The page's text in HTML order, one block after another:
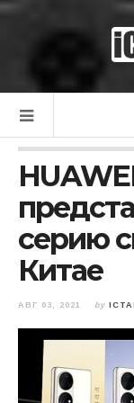
серию
Китае
АВГ 03, 2021 by